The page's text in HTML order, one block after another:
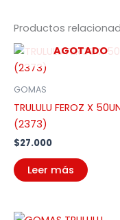
Productos
AGOTADO
GOMAS
TRULULU FEROZ X
(2373)
$27.000
Leer más